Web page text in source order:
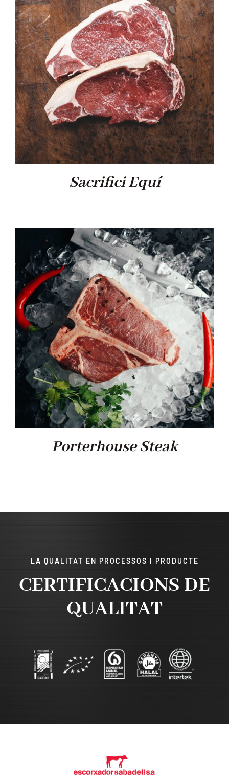
Sacrifici Equí
Porterhouse Steak
LA QUALITAT EN PROCESSOS I PRODUCTE
CERTIFICACIONS DE
QUALITAT